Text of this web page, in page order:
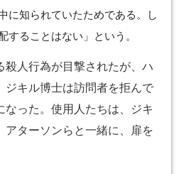
に知られていたためである。し
することはない」という。
殺人行為が目撃されたが、ハ
ジキル博士は訪問者を拒んで
なった。使用人たちは、ジキ
アターソンらと一緒に、扉を